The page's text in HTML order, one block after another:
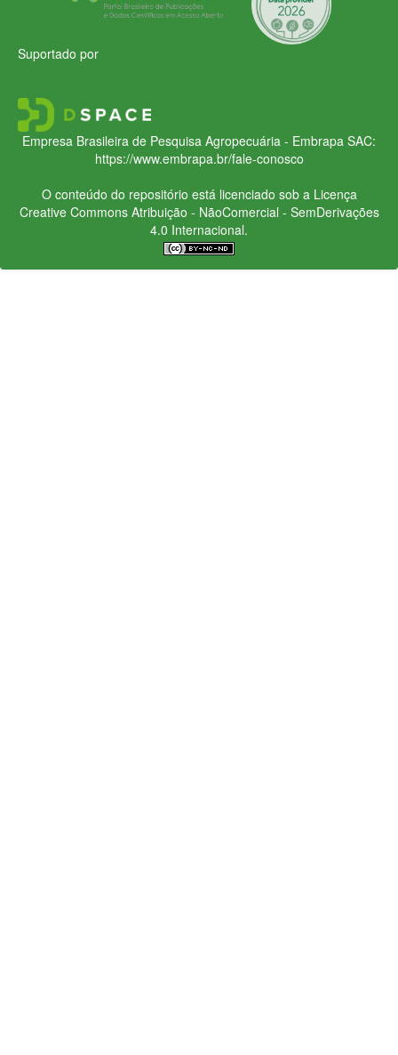
Suportado por
Empresa Brasileira de Pesquisa Agropecuária - Embrapa SAC:
https://www.embrapa.br/fale-conosco
O conteúdo do repositório está licenciado sob a Licença
Creative CommonsAtribuição - NãoComercial - SemDerivações
4.0 Internacional.